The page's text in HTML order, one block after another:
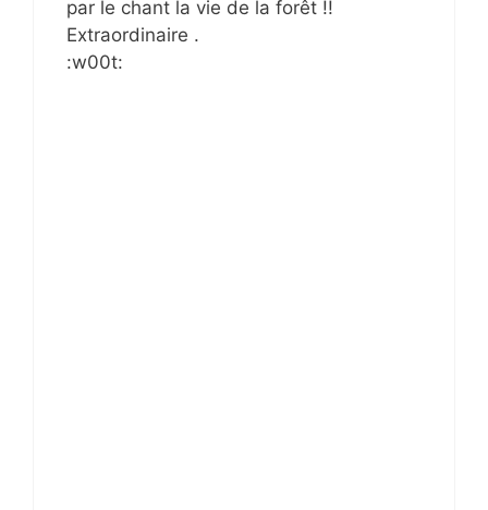
par le chant la vie de la forêt !!
Extraordinaire .
:w00t: